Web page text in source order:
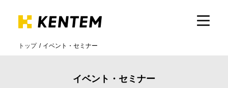
トップ イベント・セミナー
イベント・セミナー